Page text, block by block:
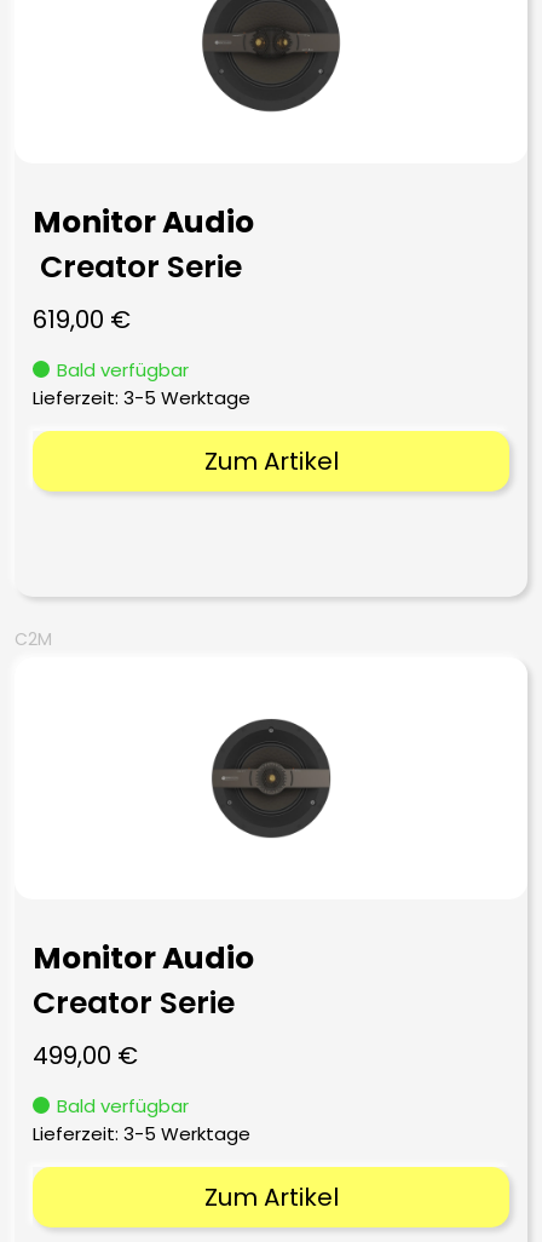
Monitor Audio
Creator Serie
619,00 €
Bald verfügbar
Lieferzeit: 3-5 Werktage
Zum Artikel
C2M
Monitor Audio
Creator Serie
499,00 €
Bald verfügbar
Lieferzeit: 3-5 Werktage
Zum Artikel